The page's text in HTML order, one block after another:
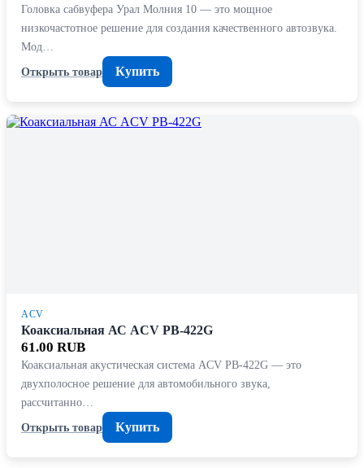
Головка сабвуфера Урал Молния 10 — это мощное
низкочастотное решение для создания качественного автозвука.
Мод…
Открыть товар
Купить
ACV
Коаксиальная АС ACV PB-422G
61.00 RUB
Коаксиальная акустическая система ACV PB-422G — это
двухполосное решение для автомобильного звука,
рассчитанно…
Открыть товар
Купить